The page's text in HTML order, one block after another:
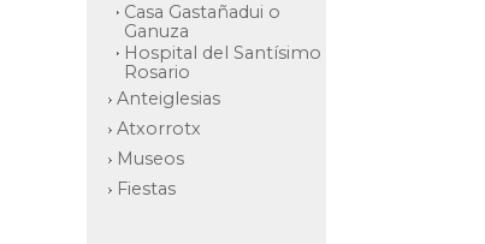
Casa Gastañadui o
Ganuza
Hospital del Santísimo
Rosario
Anteiglesias
Atxorrotx
Museos
Fiestas